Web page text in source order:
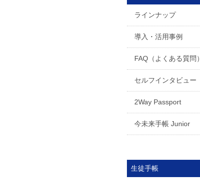
ラインナップ
導入・活用事例
FAQ（よくある質問）
セルフインタビュー
2Way Passport
今未来手帳 Junior
生徒手帳